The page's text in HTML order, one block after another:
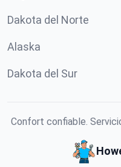
Dakota del Norte
Alaska
Dakota del Sur
Confort confiable.